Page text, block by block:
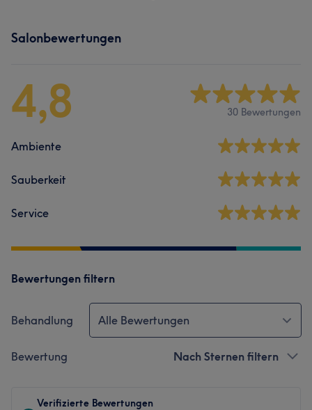
Salonbewertungen
4,8 30 Bewertungen
Ambiente
Sauberkeit
Service
Bewertungen filtern
Behandlung Alle Bewertungen
Bewertung Nach Sternen filtern
Verifizierte Bewertungen